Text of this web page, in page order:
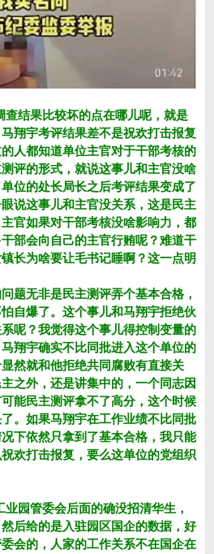
查结果比较坏的点在哪儿呢，就是
翔宇考评结果差不是祝欢打击报复
人都知道单位主官对于干部考核的
评的形式，就说这事儿和主官没啥
位的处长局长之后考评结果变成了
说这事儿和主官没关系，这是民主
官如果对干部考核没啥影响力，都
部会向自己的主官行贿呢？难道干
长为啥要让毛书记睡啊？这一点明
题无非是民主测评弄个基本合格，
自爆了。这个事儿和马翔宇拒绝伙
呢？我觉得这个事儿得控制变量的
翔宇确实不比同批进入这个单位的
然就和他拒绝共同腐败有直接关
之外，还是讲集中的，一个同志因
能民主测评拿不了高分，这个时候
。如果马翔宇在工作业绩不比同批
下依然只拿到了基本合格，我只能
欢打击报复，要么这单位的党组织
园管委会后面的确没招清华生，
后给的是入驻园区国企的数据，好
会的，人家的工作关系不在国企在